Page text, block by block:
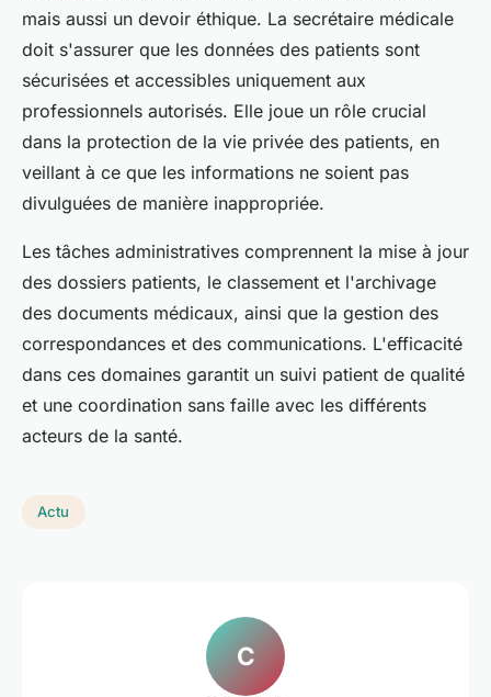
mais aussi un devoir éthique. La secrétaire médicale
doit s'assurer que les données des patients sont
sécurisées et accessibles uniquement aux
professionnels autorisés. Elle joue un rôle crucial
dans la protection de la vie privée des patients, en
veillant à ce que les informations ne soient pas
divulguées de manière inappropriée.
Les tâches administratives comprennent la mise à jour
des dossiers patients, le classement et l'archivage
des documents médicaux, ainsi que la gestion des
correspondances et des communications. L'efficacité
dans ces domaines garantit un suivi patient de qualité
et une coordination sans faille avec les différents
acteurs de la santé.
Actu
C